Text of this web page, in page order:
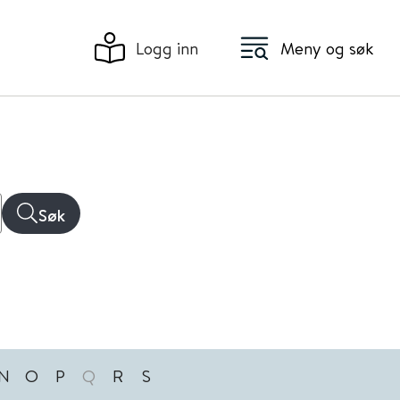
Logg inn Meny og søk
Søk
O P Q R S